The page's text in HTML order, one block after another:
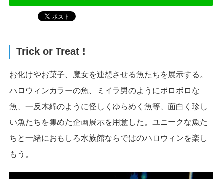
Trick or Treat !
お化けやお菓子、魔女を連想させる魚たちを展示する。
ハロウィンカラーの魚、ミイラ男のようにボロボロな
魚、一反木綿のように怪しくゆらめく魚等、面白く珍し
い魚たちを集めた企画展示を用意した。ユニークな魚た
ちと一緒におもしろ水族館ならではのハロウィンを楽し
もう。